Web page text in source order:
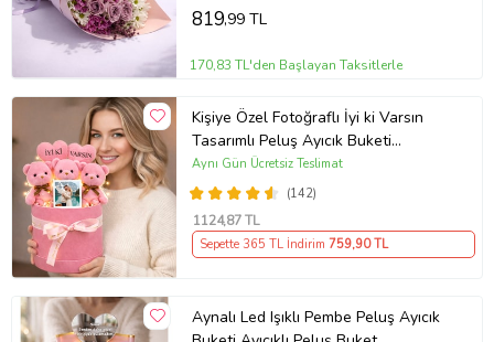
819,99 TL
170,83 TL'den Başlayan Taksitlerle
Kişiye Özel Fotoğraflı İyi ki Varsın
Tasarımlı Peluş Ayıcık Buketi
(Pembe)
(142)
Aynı Gün Ücretsiz Teslimat
1124,87 TL
Sepette 365 TL İndirim 759,90 TL
Aynalı Led Işıklı Pembe Peluş Ayıcık